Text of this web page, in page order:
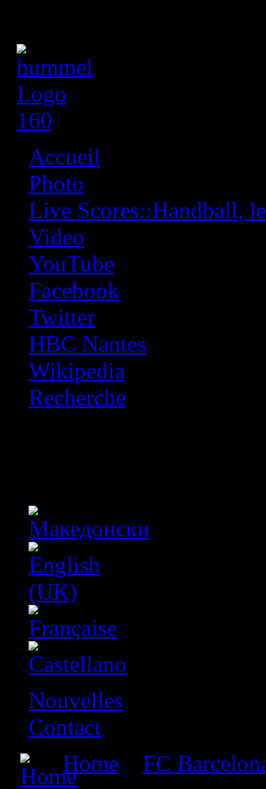
Accueil
Photo
Live Scores::Handball,
Video
YouTube
Facebook
Twitter
HBC Nantes
Wikipedia
Recherche
Nouvelles
Contact
Home
FC